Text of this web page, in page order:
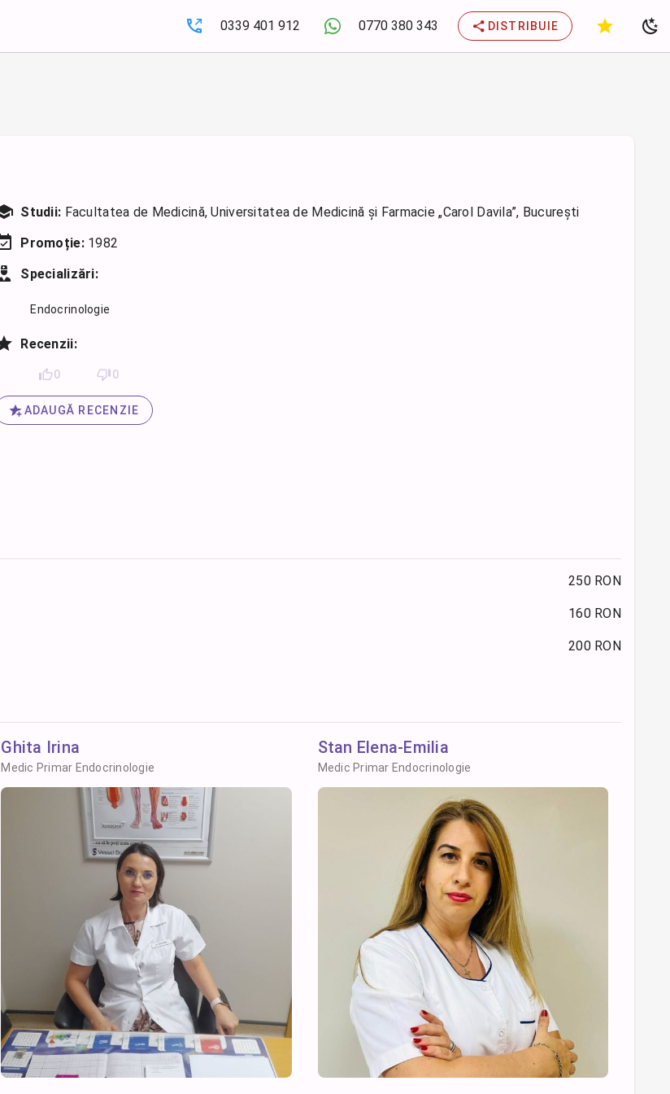
0339 401 912 0770 380 343 DISTRIBUIE
Studii: Facultatea de Medicină, Universitatea de Medicină și Farmacie „Carol Davila”, București
Promoție:1982
Specializări:
Endocrinologie
Recenzii:
0 0
ADAUGĂ RECENZIE
250 RON
160 RON
200 RON
Ghita Irina
Medic Primar Endocrinologie
Stan Elena-Emilia
Medic Primar Endocrinologie